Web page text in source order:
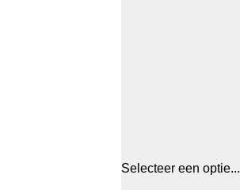
Selecteer een optie...